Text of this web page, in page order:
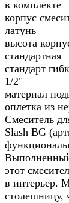
в комплекте
корпус
латунь
высота
стандартная
стандарт
1/2"
материал
оплетка из
Смеситель
Slash BG
этот
в интерьер.
столешницу,